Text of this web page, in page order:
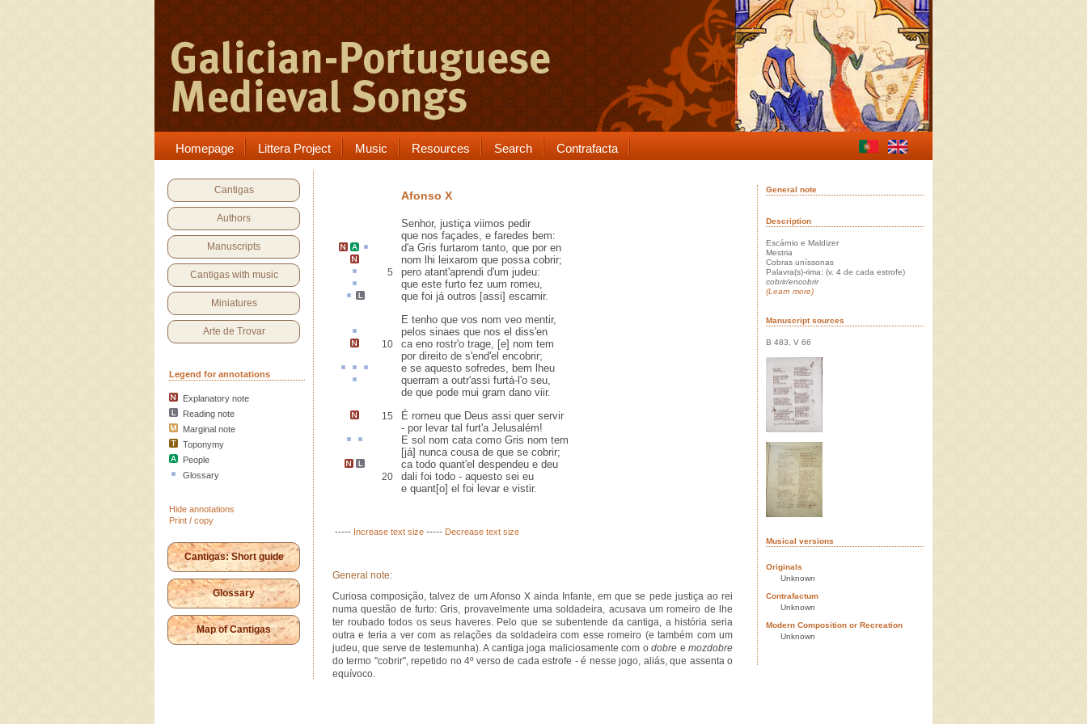
Homepage Littera Project Music Resources Search Contrafacta
Cantigas
Authors
Manuscripts
Cantigas with music
Miniatures
Arte de Trovar
Legend for annotations
Explanatory note
Reading note
Marginal note
Toponymy
People
Glossary
Hide annotations
Print / copy
Cantigas: Short guide
Glossary
Map of Cantigas
Afonso X
Senhor, justiça viimos pedir
que nos façades, e faredes bem:
d'a Gris furtarom tanto, que por en
nom lhi leixarom que possa cobrir;
5 pero atant'aprendi d'um judeu:
que este furto fez uum romeu,
que foi já outros [assi] escarnir.
E tenho que vos nom veo mentir,
pelos sinaes que nos el diss'en
10
ca eno rostr'o trage, [e] nom tem
por direito de s'end'el encobrir;
e se aquesto sofredes, bem
lheu
querram a outr'assi furtá-l'o seu,
de que pode mui gram dano viir.
15
É romeu que Deus assi quer servir
- por levar tal furt'a Jelusalém!
E sol nom catacomo Gris nom tem
[já] nunca cousa de que se cobrir;
ca todo quant'el despendeu e deu
20 dali foi todo - aquesto sei eu
e quant[o] el foi levar e vistir.
----- Increase text size ----- Decrease text size
General note:
Curiosa composição, talvez de um Afonso X ainda Infante, em que se pede justiça ao rei
numa questão de furto: Gris, provavelmente uma soldadeira, acusava um romeiro de lhe
ter roubado todos os seus haveres. Pelo que se subentende da cantiga, a história seria
outra e teria a ver com as relações da soldadeira com esse romeiro (e também com um
judeu, que serve de testemunha). A cantiga joga maliciosamente com odobre emozdobre
do termo "cobrir", repetido no 4º verso de cada estrofe - é nesse jogo, aliás, que assenta o
equívoco.
General note
Description
Escárnio e Maldizer
Mestria
Cobras uníssonas
Palavra(s)-rima: (v. 4 de cada estrofe)
cobrir/encobrir
(Learn more)
Manuscript sources
B 483, V 66
Musical versions
Originals
Unknown
Contrafactum
Unknown
Modern Composition or Recreation
Unknown